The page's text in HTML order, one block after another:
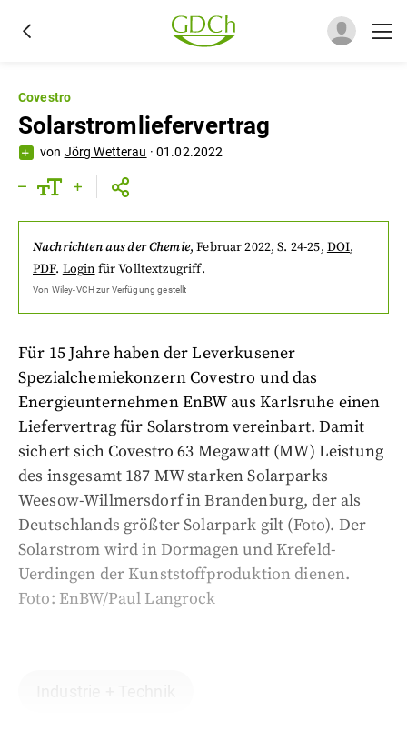
Covestro
Solarstromliefervertrag
von Jörg Wetterau ·01.02.2022
Nachrichten aus der Chemie,Februar 2022, S. 24-25, DOI,
PDF. Login für Volltextzugriff.
Von Wiley-VCHzur Verfügung gestellt
Für 15 Jahre haben der Leverkusener
Spezialchemiekonzern Covestro und das
Energieunternehmen EnBW aus Karlsruhe einen
Liefervertrag für Solarstrom vereinbart. Damit
sichert sich Covestro 63 Megawatt (MW) Leistung
des insgesamt 187 MW starken Solarparks
Weesow-Willmersdorf in Brandenburg, der als
Deutschlands größter Solarpark gilt (Foto). Der
Solarstrom wird in Dormagen und Krefeld-
Uerdingen der Kunststoffproduktion dienen.
Foto: EnBW/Paul Langrock